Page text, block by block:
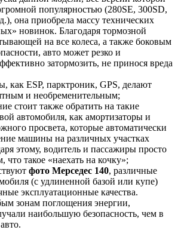
популярностью (280SE, 300SD,
она приобрела массу технических
новинок. Благодаря тормозной
на все колеса, а также боковым
авто может резко и
затормозить, не принося вреда
как ESP, парктроник, GPS, делают
и необременительным;
стоит также обратить на такие
автомобиля, как амортизаторы и
просвета, которые автоматически
машины на различных участках
этому, водитель и пассажиры просто
что такое «наехать на кочку»;
фото Мерседес 140, различные
(с удлиненной базой или купе)
эксплуатационные качества.
зонам поглощения энергии,
наибольшую безопасность, чем в